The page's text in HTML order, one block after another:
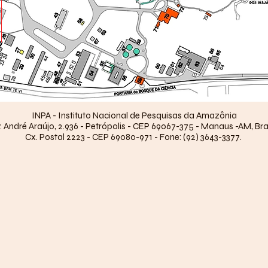
INPA - Instituto Nacional de Pesquisas da Amazônia
André Araújo, 2.936 - Petrópolis - CEP 69067-375 - Manaus -AM,
Cx. Postal 2223 - CEP 69080-971 - Fone: (92) 3643-3377.